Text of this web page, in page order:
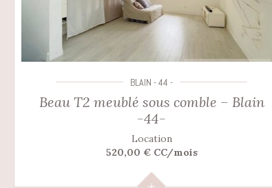
BLAIN - 44 -
Beau T2 meublé sous comble – Blain
-44-
Location
520,00 € CC/mois